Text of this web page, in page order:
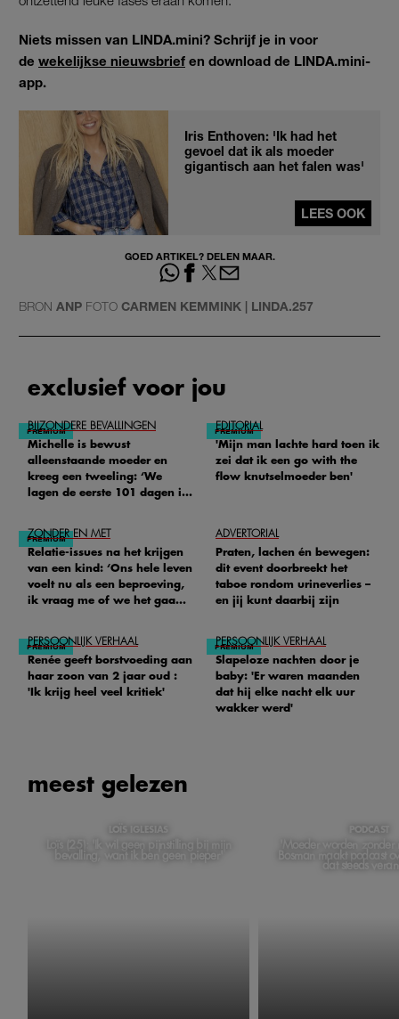
Niets missen van LINDA.mini? Schrijf je in voor
de wekelijkse nieuwsbrief en download de LINDA.mini-
app.
Iris Enthoven: 'Ik had het
gevoel dat ik als moeder
gigantisch aan het falen was'
LEES OOK
GOED ARTIKEL? DELEN MAAR.
BRON ANP FOTO CARMEN KEMMINK | LINDA.257
exclusief voor jou
BIJZONDERE BEVALLINGEN
Michelle is bewust
alleenstaande moeder en
kreeg een tweeling: ‘We
lagen de eerste 101 dagen in
EDITORIAL
'Mijn man lachte hard toen ik
zei dat ik een go with the
flow knutselmoeder ben'
ZONDER EN MET
Relatie-issues na het krijgen
van een kind: ‘Ons hele leven
voelt nu als een beproeving,
ik vraag me of we het gaan
ADVERTORIAL
Praten, lachen én bewegen:
dit event doorbreekt het
taboe rondom urineverlies –
en jij kunt daarbij zijn
PERSOONLIJK VERHAAL
Renée geeft borstvoeding aan
haar zoon van 2 jaar oud :
'Ik krijg heel veel kritiek'
PERSOONLIJK VERHAAL
Slapeloze nachten door je
baby: 'Er waren maanden
dat hij elke nacht elk uur
wakker werd'
meest gelezen
LOÏS IGLESIAS
Loïs (25): 'Ik wil geen pijnstilling bij mijn
bevalling, want ik ben geen pieper'
PODCAST
'Moeder worden zonder
Bosman maakt podcast
dat steeds